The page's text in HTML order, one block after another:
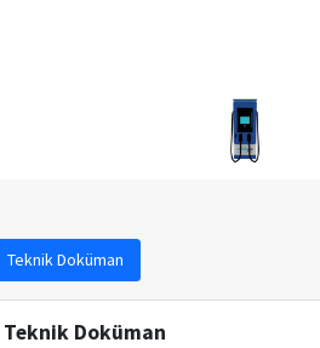
Teknik Doküman
Teknik Doküman